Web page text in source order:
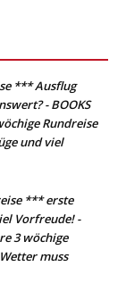
*** Ausflug
- BOOKS
Rundreise
und viel
*** erste
Vorfreude! -
3 wöchige
muss